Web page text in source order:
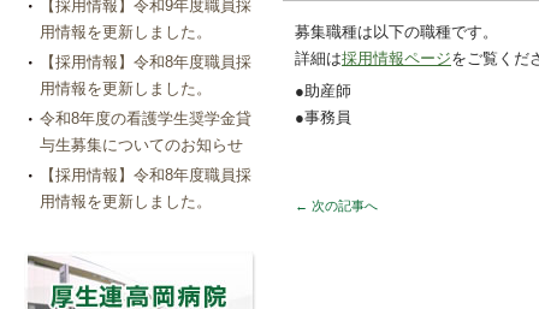
募集職種は以下の職種です。
詳細は採用情報ページをご覧くだ
●助産師
●事務員
← 次の記事へ
【採用情報】令和9年度職員採
用情報を更新しました。
【採用情報】令和8年度職員採
用情報を更新しました。
令和8年度の看護学生奨学金貸
与生募集についてのお知らせ
【採用情報】令和8年度職員採
用情報を更新しました。